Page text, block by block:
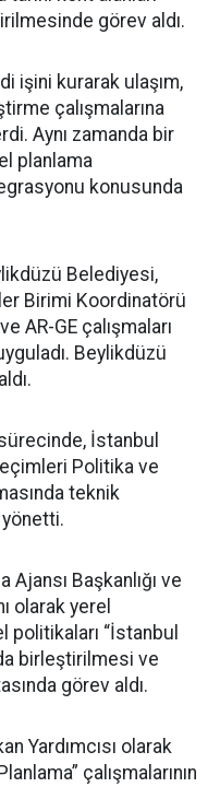
görev aldı.
işini kurarak ulaşım,
çalışmalarına
Aynı zamanda bir
planlama
konusunda
Belediyesi,
Birimi Koordinatörü
AR-GE çalışmaları
Beylikdüzü
İstanbul
Politika ve
teknik
yönetti.
Başkanlığı ve
olarak yerel
“İstanbul
birleştirilmesi ve
görev aldı.
Yardımcısı olarak
çalışmalarının